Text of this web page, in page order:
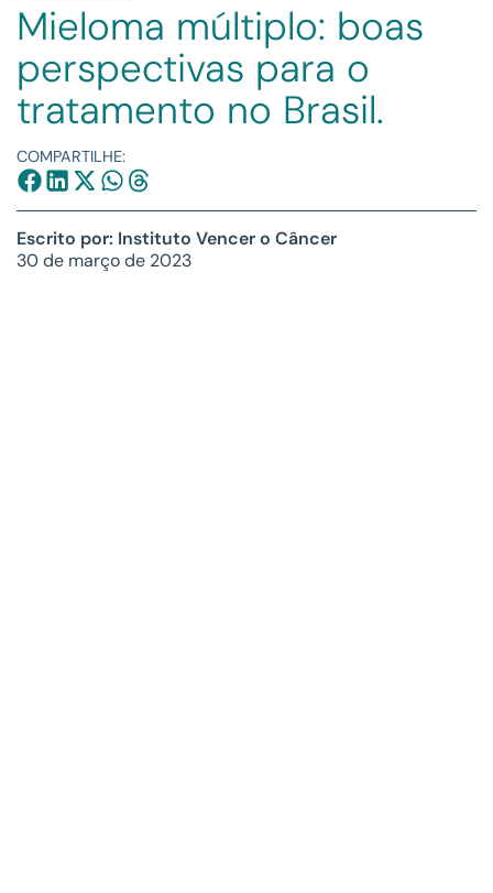
Mieloma múltiplo: boas
perspectivas para o
tratamento no Brasil.
COMPARTILHE:
Escrito por: Instituto Vencer o Câncer
30 de março de 2023